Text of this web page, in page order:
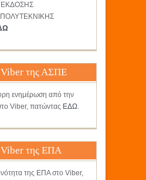
ΕΚΔΟΣΗΣ
ΠΟΛΥΤΕΚΝΙΚΗΣ
της ΑΣΠΕ
ενημέρωση από την
Viber, πατώντας ΕΔΩ.
της ΕΠΑ
της ΕΠΑ στο Viber,